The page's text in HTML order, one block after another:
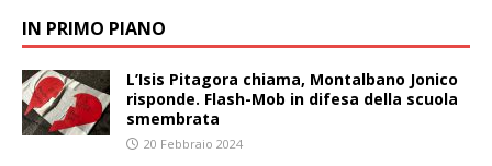
IN PRIMO PIANO
L’Isis Pitagora chiama, Montalbano Jonico
risponde. Flash-Mob in difesa della scuola
smembrata
20 Febbraio 2024